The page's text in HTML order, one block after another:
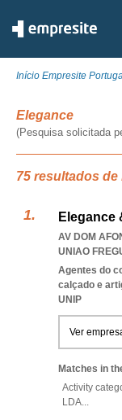
Início Empresite
Elegance
(Pesquisa solicitada
75 resultados
Elegance
AV DOM
UNIAO
Agentes do
calçado e
UNIP
Ver
Matches in
Activity
LDA...